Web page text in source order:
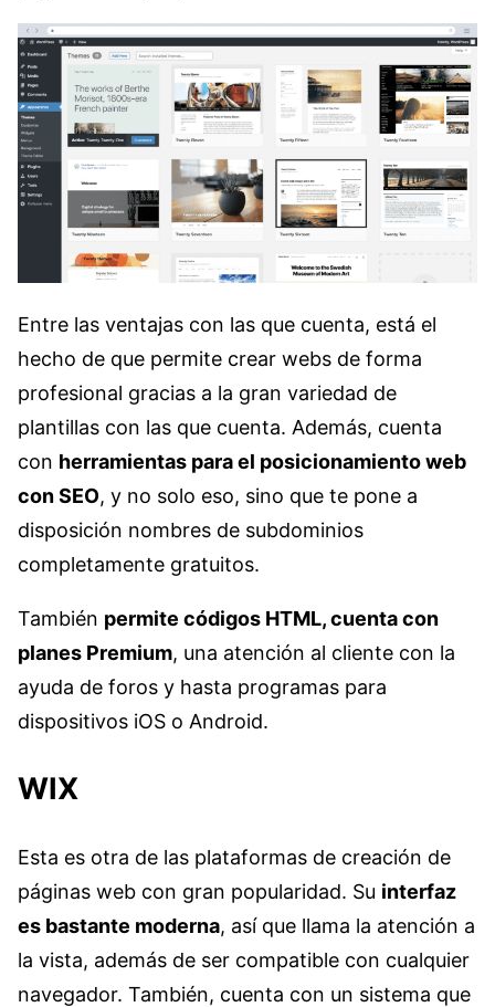
Entre las ventajas con las que cuenta, está el
hecho de que permite crear webs de forma
profesional gracias a la gran variedad de
plantillas con las que cuenta. Además, cuenta
con herramientas para el posicionamiento web
con SEO, y no solo eso, sino que te pone a
disposición nombres de subdominios
completamente gratuitos.
También permite códigos HTML, cuenta con
planes Premium, una atención al cliente con la
ayuda de foros y hasta programas para
dispositivos iOS o Android.
WIX
Esta es otra de las plataformas de creación de
páginas web con gran popularidad. Su interfaz
es bastante moderna, así que llama la atención a
la vista, además de ser compatible con cualquier
navegador. También, cuenta con un sistema que